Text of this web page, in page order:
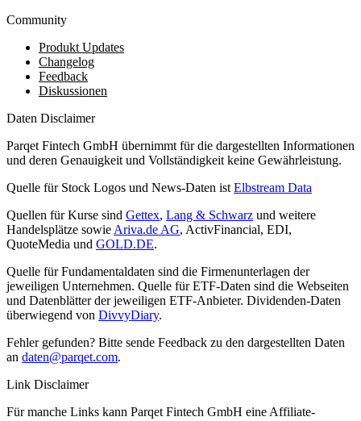
Community
Produkt Updates
Changelog
Feedback
Diskussionen
Daten Disclaimer
Parqet Fintech GmbH übernimmt für die dargestellten Informationen
und deren Genauigkeit und Vollständigkeit keine Gewährleistung.
Quelle für Stock Logos und News-Daten ist Elbstream Data
Quellen für Kurse sind Gettex, Lang & Schwarz und weitere
Handelsplätze sowie Ariva.de AG, ActivFinancial, EDI,
QuoteMedia und GOLD.DE.
Quelle für Fundamentaldaten sind die Firmenunterlagen der
jeweiligen Unternehmen. Quelle für ETF-Daten sind die Webseiten
und Datenblätter der jeweiligen ETF-Anbieter. Dividenden-Daten
überwiegend von DivvyDiary.
Fehler gefunden? Bitte sende Feedback zu den dargestellten Daten
an daten@parqet.com.
Link Disclaimer
Für manche Links kann Parqet Fintech GmbH eine Affiliate-